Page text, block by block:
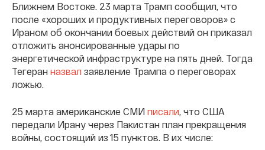
Ближнем Востоке. 23 марта Трамп сообщил, что
после «хороших и продуктивных переговоров» с
Ираном об окончании боевых действий он приказал
отложить анонсированные удары по
энергетической инфраструктуре на пять дней. Тогда
Тегеран назвал заявление Трампа о переговорах
ложью.
25 марта американские СМИ писали, что США
передали Ирану через Пакистан план прекращения
войны, состоящий из 15 пунктов. В их числе: